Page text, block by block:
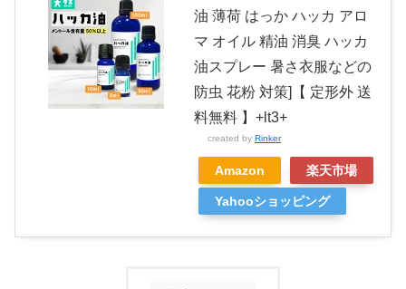
油 薄荷 はっか ハッカ アロ
マ オイル 精油 消臭 ハッカ
油スプレー 暑さ衣服などの
防虫 花粉 対策]【 定形外 送
料無料 】+lt3+
created by Rinker
Amazon 楽天市場
Yahooショッピング